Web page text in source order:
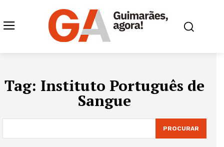
Tag: Instituto Português de
Sangue
PROCURAR